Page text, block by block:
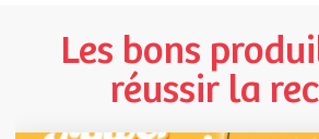
Les bons
réussir la